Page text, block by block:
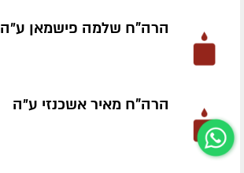
הרה"ח שלמה פישמאן ע״ה
הרה"ח מאיר אשכנזי ע״ה